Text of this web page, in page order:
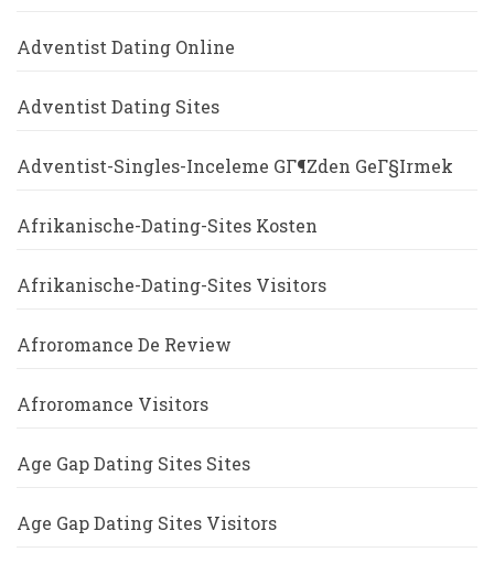
Adventist Dating Online
Adventist Dating Sites
Adventist-Singles-Inceleme GГ¶zden GeГ§irmek
Afrikanische-Dating-Sites Kosten
Afrikanische-Dating-Sites Visitors
Afroromance De Review
Afroromance Visitors
Age Gap Dating Sites Sites
Age Gap Dating Sites Visitors